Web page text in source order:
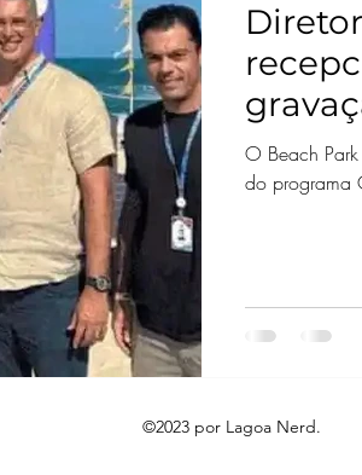
do
O Beach
do programa
©2023 por Lagoa Nerd.